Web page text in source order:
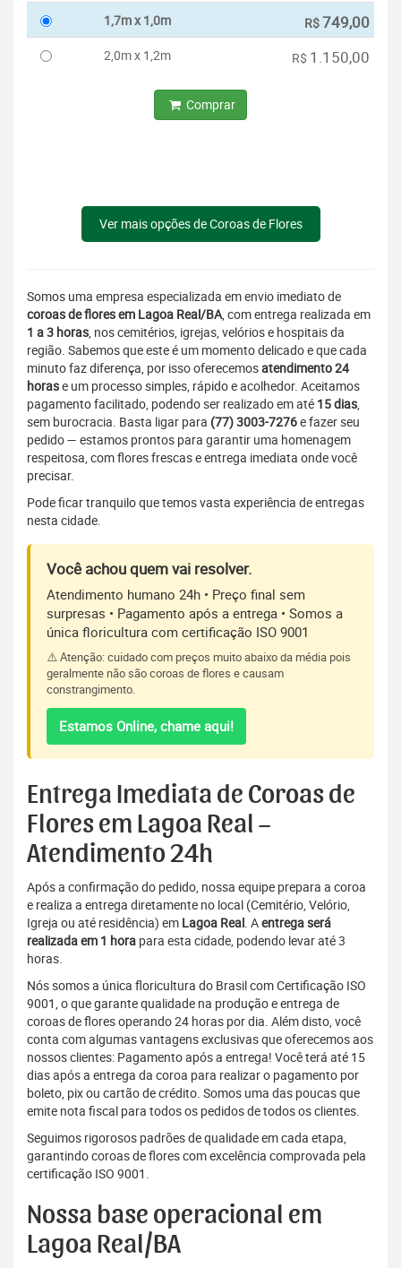
1,7m x 1,0m R$749,00
2,0m x 1,2m R$ 1.150,00
Comprar
Ver mais opções de Coroas de Flores
Somos uma empresa especializada em envio imediato de
coroas de flores em Lagoa Real/BA, com entrega realizada em
1 a 3 horas, nos cemitérios, igrejas, velórios e hospitais da
região. Sabemos que este é um momento delicado e que cada
minuto faz diferença, por isso oferecemosatendimento 24
horase um processo simples, rápido e acolhedor. Aceitamos
pagamento facilitado, podendo ser realizado em até 15 dias,
sem burocracia. Basta ligar para (77) 3003-7276e fazer seu
pedido — estamos prontos para garantir uma homenagem
respeitosa, com flores frescas e entrega imediata onde você
precisar.
Pode ficar tranquilo que temos vasta experiência de entregas
nesta cidade.
Você achou quem vai resolver.
Atendimento humano 24h • Preço final sem
surpresas • Pagamento após a entrega • Somos a
única floricultura com certificação ISO 9001
⚠️ Atenção: cuidado com preços muito abaixo da média pois
geralmente não são coroas de flores e causam
constrangimento.
Estamos Online, chame aqui!
Entrega Imediata de Coroas de
Flores em Lagoa Real –
Atendimento 24h
Após a confirmação do pedido, nossa equipe prepara a coroa
e realiza a entrega diretamente no local (Cemitério, Velório,
Igreja ou até residência) em Lagoa Real. Aentrega será
realizada em 1 hora para esta cidade, podendo levar até 3
horas.
Nós somos a única floricultura do Brasil com Certificação ISO
9001, o que garante qualidade na produção e entrega de
coroas de flores operando 24 horas por dia. Além disto, você
conta com algumas vantagens exclusivas que oferecemos aos
nossos clientes: Pagamento após a entrega! Você terá até 15
dias após a entrega da coroa para realizar o pagamento por
boleto, pix ou cartão de crédito. Somos uma das poucas que
emite nota fiscal para todos os pedidos de todos os clientes.
Seguimos rigorosos padrões de qualidade em cada etapa,
garantindo coroas de flores com excelência comprovada pela
certificação ISO 9001.
Nossa base operacional em
Lagoa Real/BA